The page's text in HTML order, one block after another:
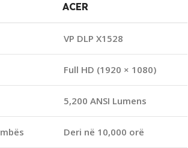
ACER
VP DLP X1528
Full HD (1920 × 1080)
5,200 ANSI Lumens
Deri në 10,000 orë